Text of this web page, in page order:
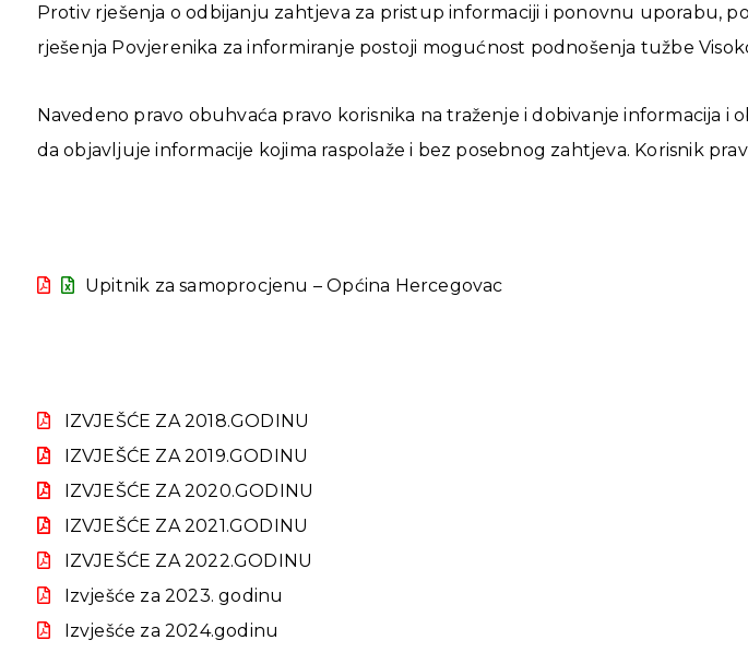
Protiv rješenja o odbijanju zahtjeva za pristup informaciji i ponovnu uporabu,
rješenja Povjerenika za informiranje postoji mogućnost podnošenja tužbe
Navedeno pravo obuhvaća pravo korisnika na traženje i dobivanje informacija
da objavljuje informacije kojima raspolaže i bez posebnog zahtjeva. Korisnik
Upitnik za samoprocjenu – Općina Hercegovac
IZVJEŠĆE ZA 2018.GODINU
IZVJEŠĆE ZA 2019.GODINU
IZVJEŠĆE ZA 2020.GODINU
IZVJEŠĆE ZA 2021.GODINU
IZVJEŠĆE ZA 2022.GODINU
Izvješće za 2023. godinu
Izvješće za 2024.godinu